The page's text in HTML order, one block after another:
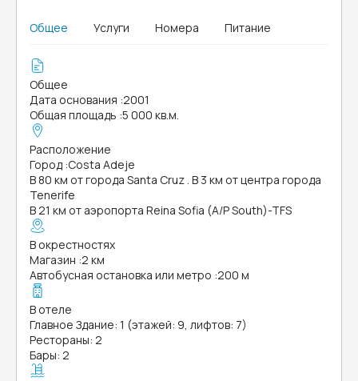
Общее Услуги Номера Питание
Общее
Дата основания :2001
Общая площадь :5 000 кв.м.
Расположение
Город :Costa Adeje
В 80 км от города Santa Cruz . В 3 км от центра города
Tenerife
В 21 км от аэропорта Reina Sofia (A/P South)-TFS
В окрестностях
Магазин :2 км
Автобусная остановка или метро :200 м
В отеле
Главное Здание: 1 (этажей: 9, лифтов: 7)
Рестораны: 2
Бары: 2